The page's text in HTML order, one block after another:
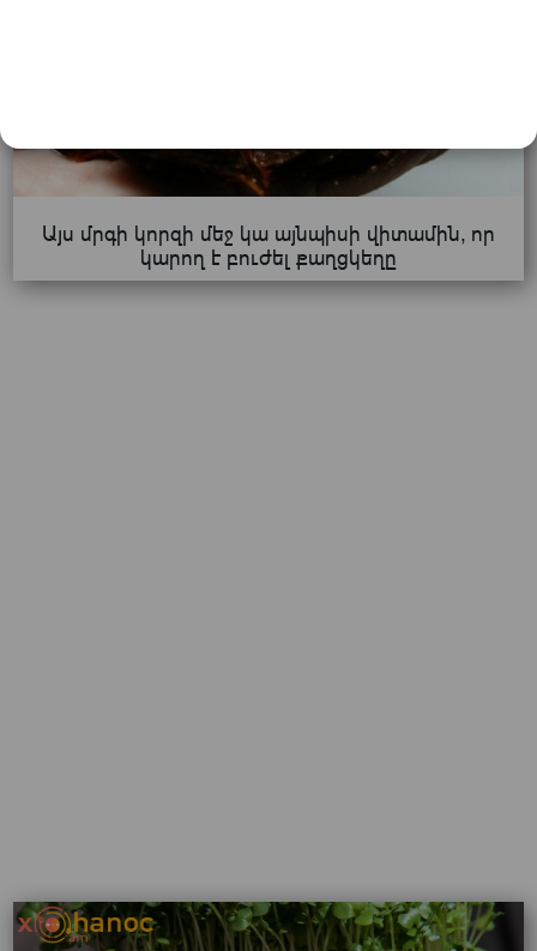
Այս մրգի կորզի մեջ կա այնպիսի վիտամին, որ
կարող է բուժել քաղցկեղը